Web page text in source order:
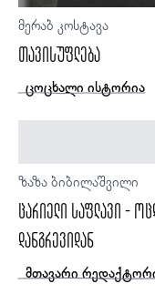
მერაბ კოსტავა
თავისუფლება
ცოცხალი ისტორია
ზაზა ბიბილაშვილი
ცარიელი საფლავი -
დანგრევიდან
მთავარი